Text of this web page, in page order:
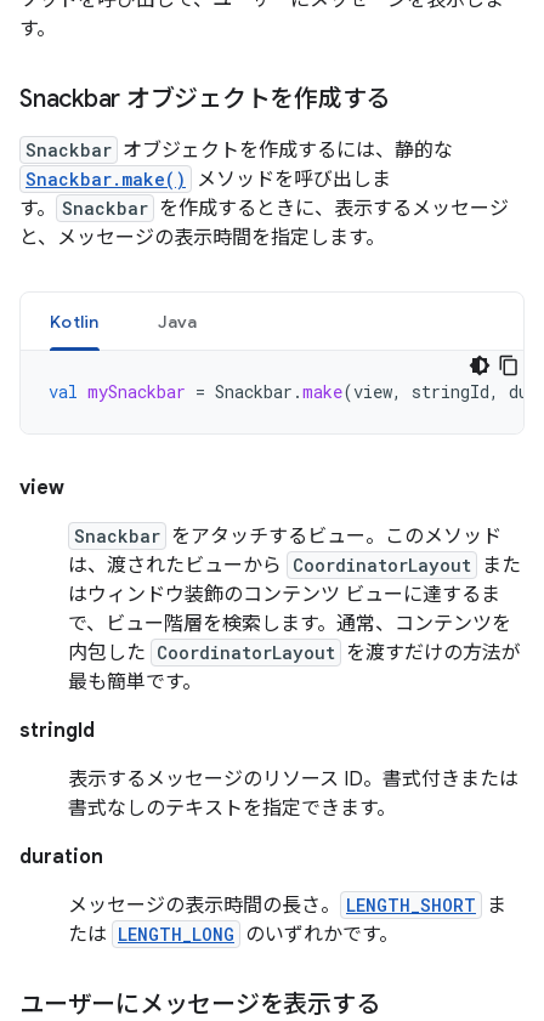
す。
Snackbar オブジェクトを作成する
Snackbar オブジェクトを作成するには、静的な
Snackbar.make()
メソッドを呼び出しま
す。
Snackbar を作成するときに、表示するメッセージ
と、メッセージの表示時間を指定します。
Kotlin Java
val mySnackbar = Snackbar .make(view, stringId,
view
Snackbar をアタッチするビュー。このメソッド
は、渡されたビューから
CoordinatorLayout
また
はウィンドウ装飾のコンテンツ ビューに達するま
で、ビュー階層を検索します。通常、コンテンツを
内包した CoordinatorLayout を渡すだけの方法が
最も簡単です。
stringId
表示するメッセージのリソース ID。書式付きまたは
書式なしのテキストを指定できます。
duration
メッセージの表示時間の長さ。
LENGTH_SHORT
ま
たは LENGTH_LONG のいずれかです。
ユーザーにメッセージを表示する